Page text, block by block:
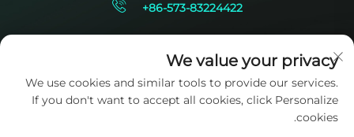
+86-573-83224422
We value your privacy
We use cookies and similar tools to provide our services.
If you don't want to accept all cookies, click Personalize
cookies.